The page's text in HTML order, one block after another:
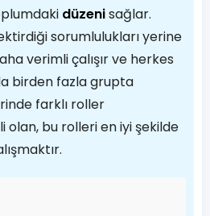
düzenisağlar.
sorumlulukları yerine
verimli çalışır ve herkes
birden fazla grupta
farklı roller
olan, bu rolleri en iyi şekilde